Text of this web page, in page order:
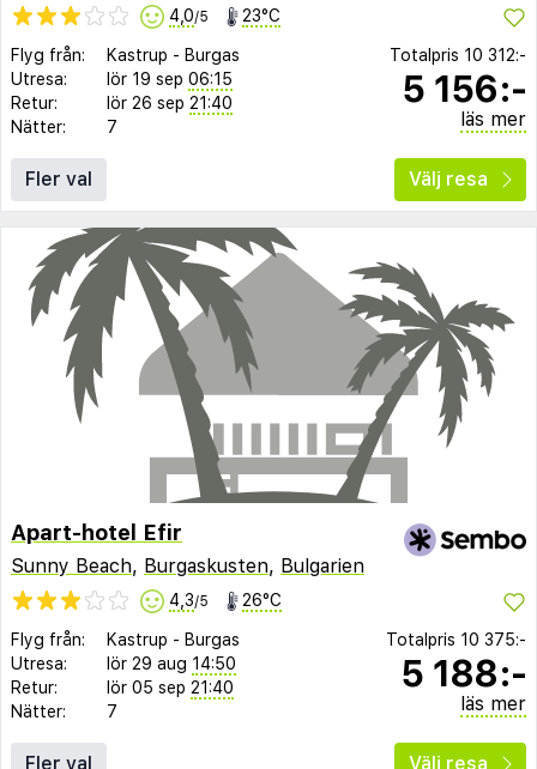
4,0/5 23°C
Flyg från: Kastrup - Burgas
Utresa:
lör 19 sep 06:15
Retur:
lör 26 sep 21:40
Nätter:
7
Totalpris 10 312:-
5 156:-
läs mer
Fler val Välj resa
Apart-hotel Efir
Sunny Beach, Burgaskusten, Bulgarien
4,3/5 26°C
Flyg från: Kastrup - Burgas
Utresa:
lör 29 aug 14:50
Retur:
lör 05 sep 21:40
Nätter:
7
Totalpris 10 375:-
5 188:-
läs mer
Fler val Välj resa